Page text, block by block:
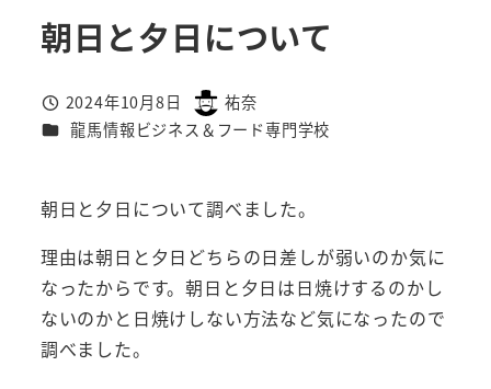
朝日と夕日について
投稿日
2024年10月8日
著
者
祐奈
カテゴリー
龍馬情報ビジネス＆フード専門学校
朝日と夕日について調べました。
理由は朝日と夕日どちらの日差しが弱いのか気に
なったからです。朝日と夕日は日焼けするのかし
ないのかと日焼けしない方法など気になったので
調べました。